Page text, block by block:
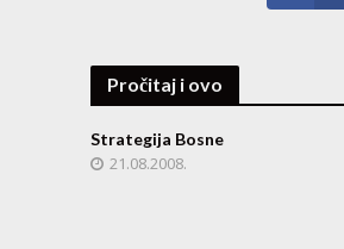
Pročitaj i ovo
Strategija Bosne
21.08.2008.